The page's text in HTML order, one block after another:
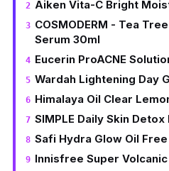
Aiken Vita-C Bright
COSMODERM - Tea
Serum 30ml
Eucerin ProACNE
Wardah Lightening Day
Himalaya Oil Clear
SIMPLE Daily Skin
Safi Hydra Glow Oil
Innisfree Super